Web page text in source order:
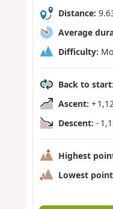
Distance:
Average
Difficulty:
Back to start:
Ascent: +
Descent: -
Highest
Lowest